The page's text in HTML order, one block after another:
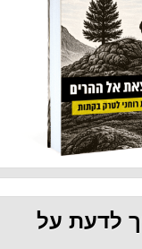
על